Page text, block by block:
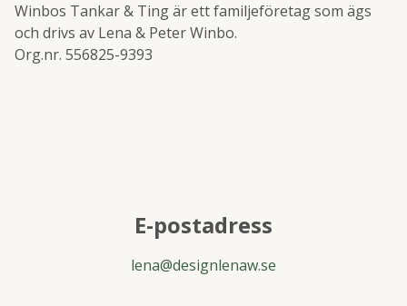
Winbos Tankar & Ting är ett familjeföretag som ägs
och drivs av Lena & Peter Winbo.
Org.nr. 556825-9393
E-postadress
lena@designlenaw.se